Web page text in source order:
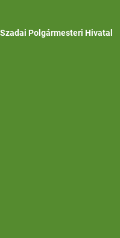
Polgármesteri Hivatal